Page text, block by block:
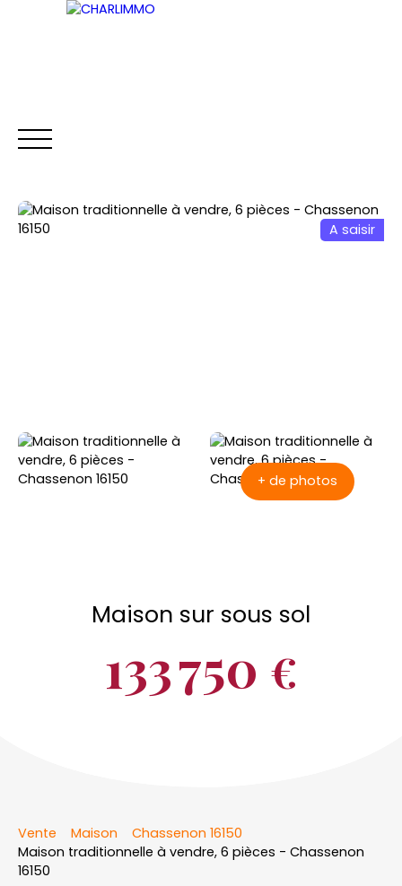
A saisir
+ de photos
Maison sur sous sol
133 750 €
Vente Maison
Chassenon 16150
Maison traditionnelle à vendre, 6 pièces - Chassenon
16150